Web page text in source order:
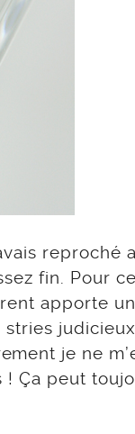
reproché
fin. Pour
apporte
je ne
Ça peut